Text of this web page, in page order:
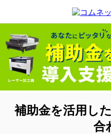
補助金を活用し
合